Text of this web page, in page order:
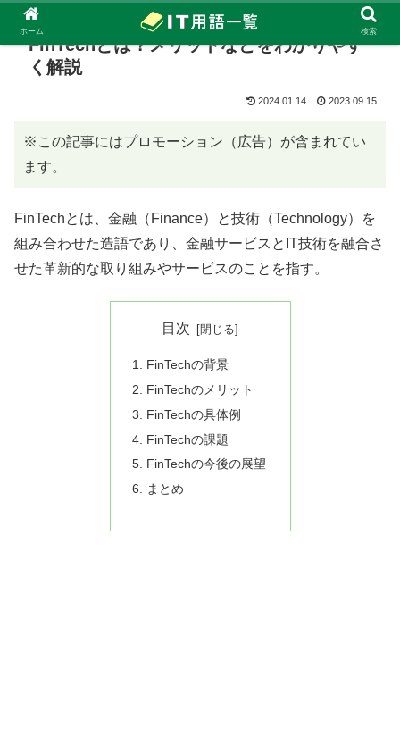
FinTechとは？メリットなどをわかりやす
く解説
2024.01.14 2023.09.15
※この記事にはプロモーション（広告）が含まれてい
ます。
FinTechとは、金融（Finance）と技術（Technology）を
組み合わせた造語であり、金融サービスとIT技術を融合さ
せた革新的な取り組みやサービスのことを指す。
目次
FinTechの背景
FinTechのメリット
FinTechの具体例
FinTechの課題
FinTechの今後の展望
まとめ
ホーム 検索